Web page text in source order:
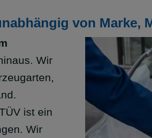
von Marke,
Wir
ist ein
Wir